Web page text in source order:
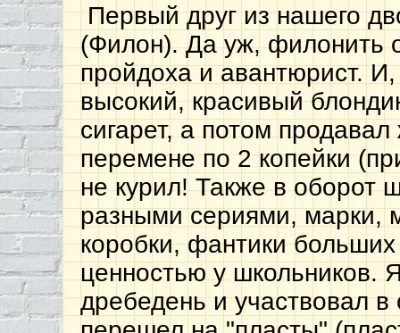
Первый друг из нашего
(Филон). Да уж, филонить
пройдоха и авантюрист.
высокий, красивый
сигарет, а потом
перемене по 2 копейки
не курил! Также в оборот
разными сериями, марки,
коробки, фантики
ценностью у школьников.
дребедень и участвовал